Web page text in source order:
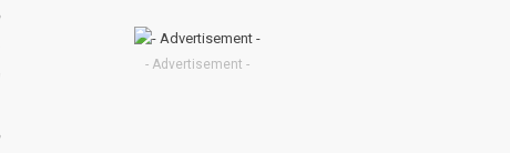
- Advertisement -